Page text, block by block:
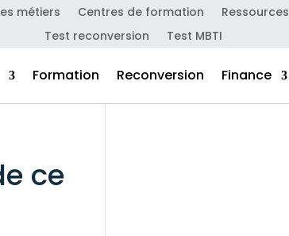
métiers Centres de formation
Ressources
Test reconversion
Test MBTI
Formation Reconversion Finance
ce